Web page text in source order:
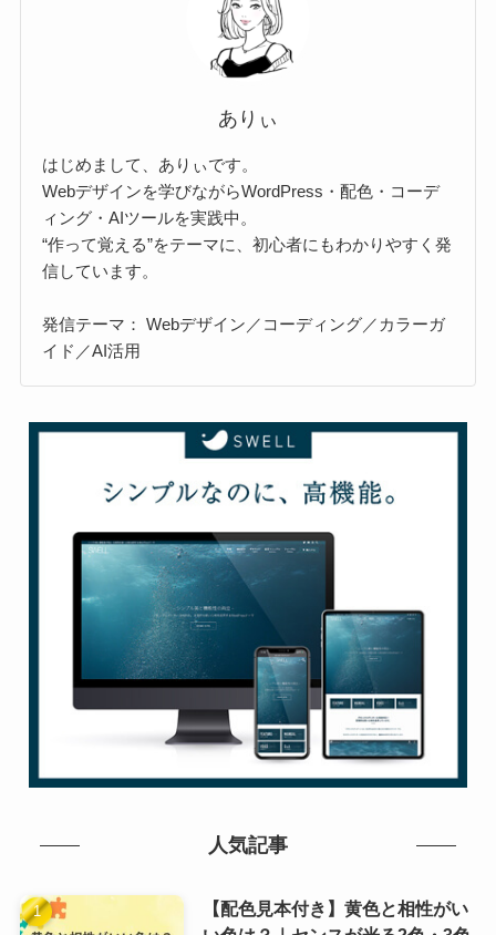
ありぃ
はじめまして、ありぃです。
Webデザインを学びながらWordPress・配色・コーデ
ィング・AIツールを実践中。
“作って覚える”をテーマに、初心者にもわかりやすく発
信しています。
発信テーマ： Webデザイン／コーディング／カラーガ
イド／AI活用
人気記事
【配色見本付き】黄色と相性がい